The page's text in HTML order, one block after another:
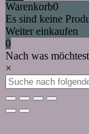
Warenkorb0
Es sind keine
Weiter einkaufen
0
Nach was
×